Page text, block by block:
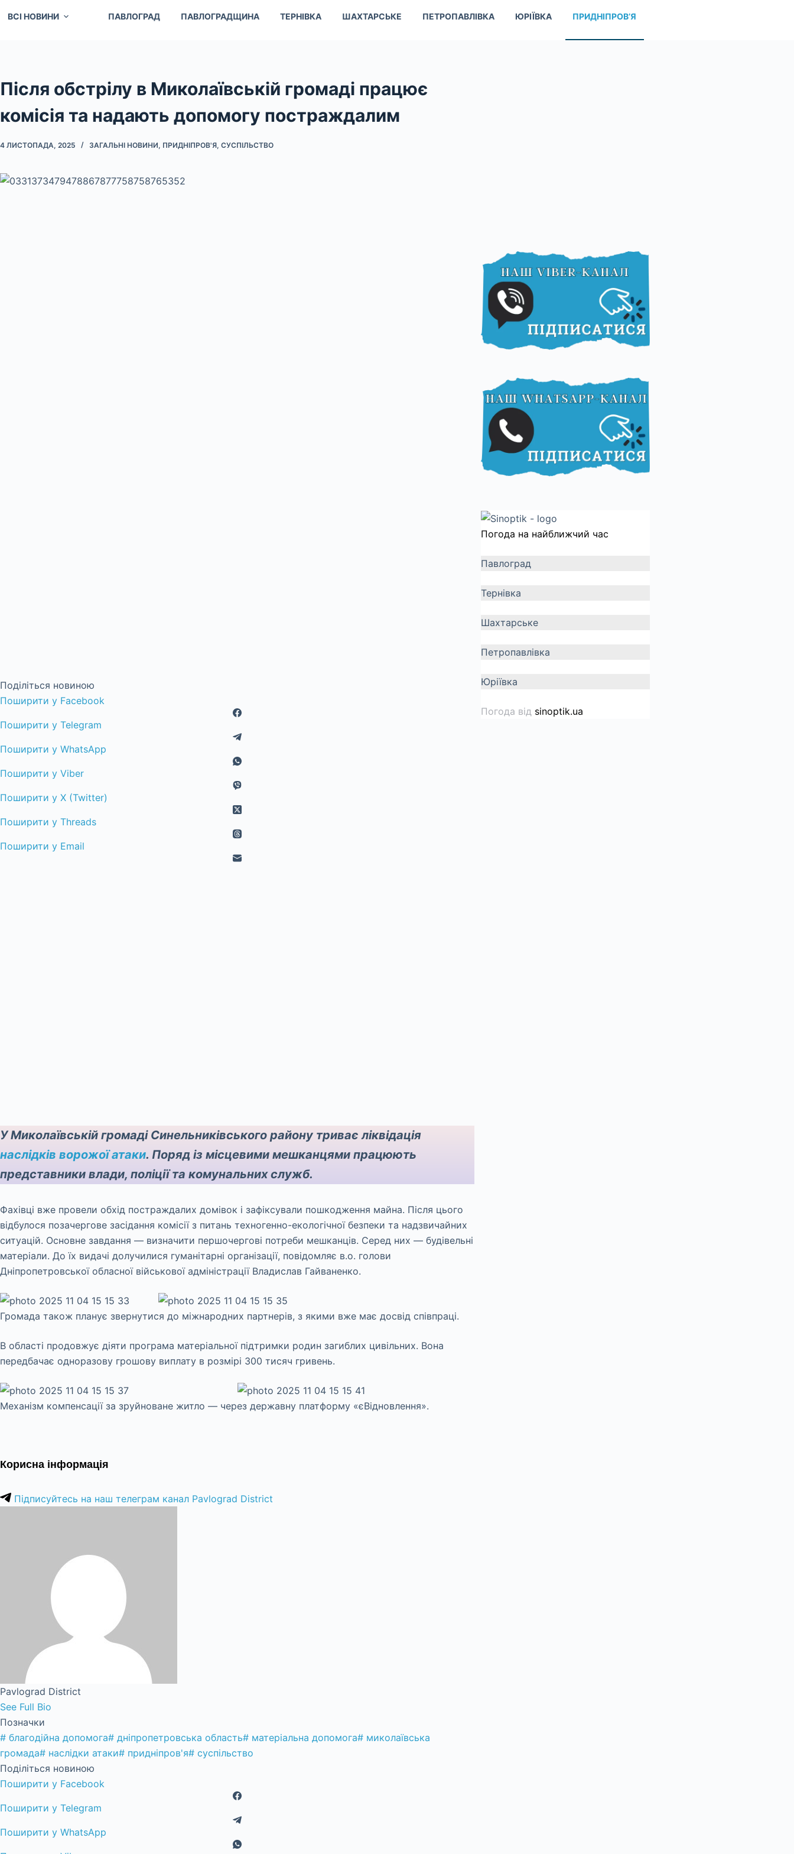
ВСІ НОВИНИ ПАВЛОГРАД ПАВЛОГРАДЩИНА ТЕРНІВКА ШАХТАРСЬКЕ ПЕТРОПАВЛІВКА ЮРІЇВКА ПРИДНІПРОВ’Я
Після обстрілу в Миколаївській громаді працює
комісія та надають допомогу постраждалим
4 ЛИСТОПАДА, 2025 ЗАГАЛЬНІ НОВИНИ, ПРИДНІПРОВ'Я, СУСПІЛЬСТВО
Поділіться новиною
Поширити у Facebook
Поширити у Telegram
Поширити у WhatsApp
Поширити у Viber
Поширити у X (Twitter)
Поширити у Threads
Поширити у Email
У Миколаївській громаді Синельниківського району триває ліквідація
наслідків ворожої атаки. Поряд із місцевими мешканцями працюють
представники влади, поліції та комунальних служб.
Фахівці вже провели обхід постраждалих домівок і зафіксували пошкодження майна. Після цього
відбулося позачергове засідання комісії з питань техногенно-екологічної безпеки та надзвичайних
ситуацій. Основне завдання — визначити першочергові потреби мешканців. Серед них — будівельні
матеріали. До їх видачі долучилися гуманітарні організації, повідомляє в.о. голови
Дніпропетровської обласної військової адміністрації Владислав Гайваненко.
Громада також планує звернутися до міжнародних партнерів, з якими вже має досвід співпраці.
В області продовжує діяти програма матеріальної підтримки родин загиблих цивільних. Вона
передбачає одноразову грошову виплату в розмірі 300 тисяч гривень.
Механізм компенсації за зруйноване житло — через державну платформу «єВідновлення».
Корисна інформація
Підписуйтесь на наш телеграм канал Pavlograd District
Pavlograd District
See Full Bio
Позначки
# благодійна допомога# дніпропетровська область# матеріальна допомога# миколаївська
громада# наслідки атаки# придніпров'я# суспільство
Поділіться новиною
Поширити у Facebook
Поширити у Telegram
Поширити у WhatsApp
Погода на найближчий час
Павлоград
Тернівка
Шахтарське
Петропавлівка
Юріївка
Погода від sinoptik.ua